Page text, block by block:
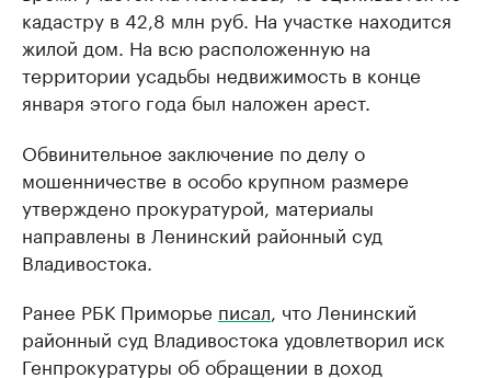
кадастру в 42,8 млн руб. На участке находится
жилой дом. На всю расположенную на
территории усадьбы недвижимость в конце
января этого года был наложен арест.
Обвинительное заключение по делу о
мошенничестве в особо крупном размере
утверждено прокуратурой, материалы
направлены в Ленинский районный суд
Владивостока.
Ранее РБК Приморье писал , что Ленинский
районный суд Владивостока удовлетворил иск
Генпрокуратуры об обращении в доход